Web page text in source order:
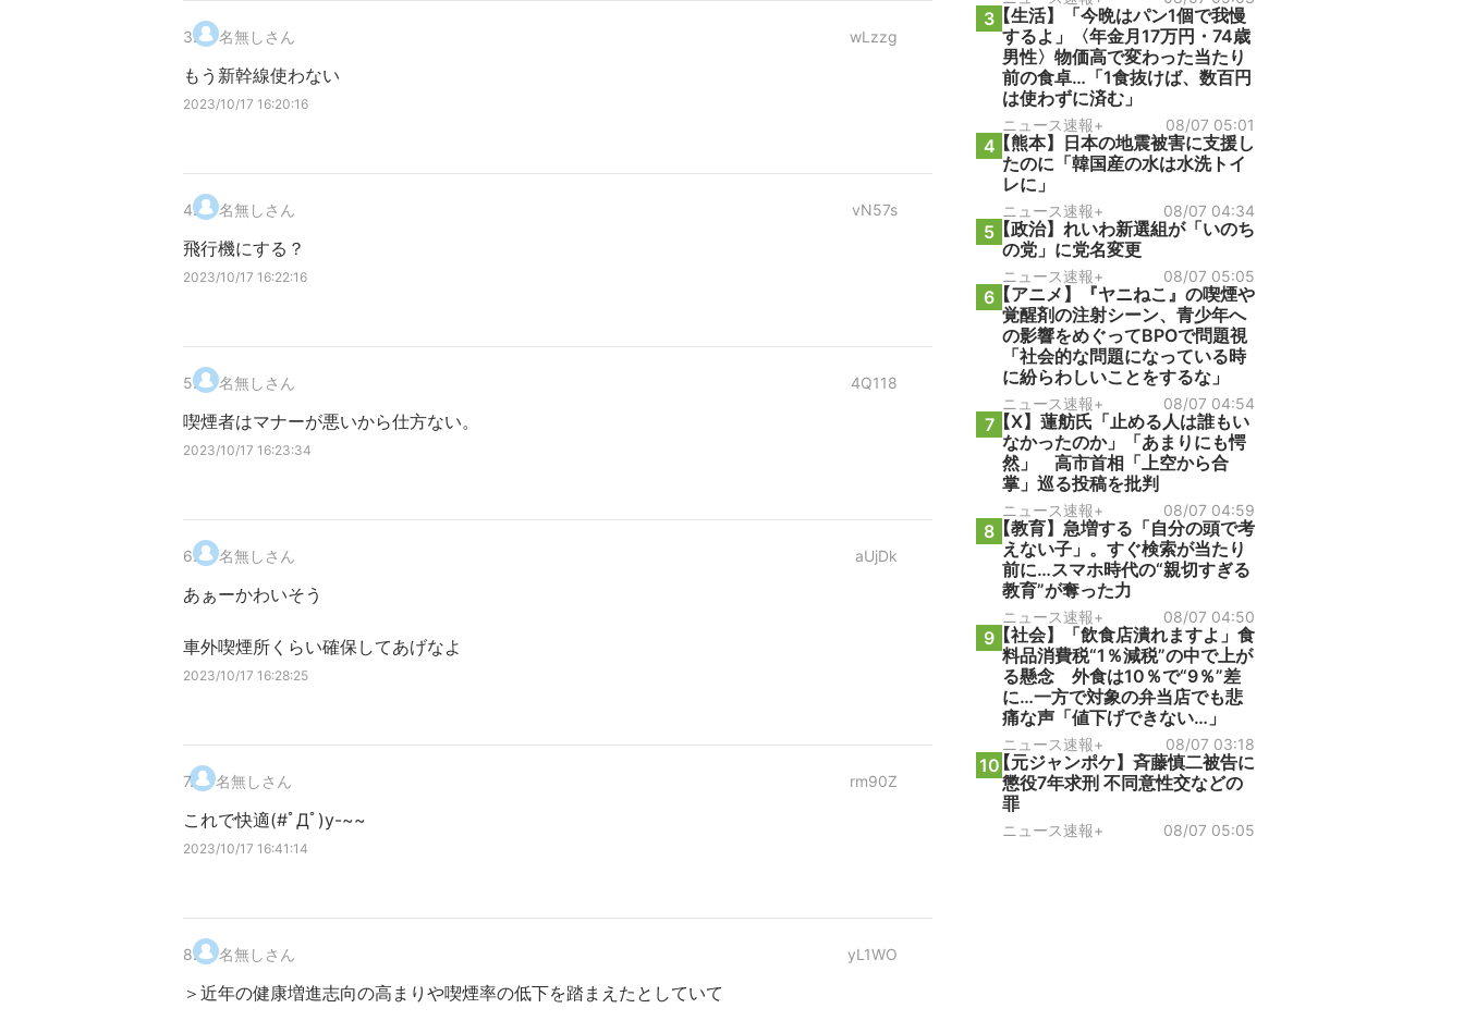
3. 名無しさん wLzzg
もう新幹線使わない
2023/10/17 16:20:16
4. 名無しさん vN57s
飛行機にする？
2023/10/17 16:22:16
5. 名無しさん 4Q118
喫煙者はマナーが悪いから仕方ない。
2023/10/17 16:23:34
6. 名無しさん aUjDk
あぁーかわいそう
車外喫煙所くらい確保してあげなよ
2023/10/17 16:28:25
7. 名無しさん rm90Z
これで快適(#ﾟДﾟ)y-~~
2023/10/17 16:41:14
8. 名無しさん yL1WO
＞近年の健康増進志向の高まりや喫煙率の低下を踏まえたとしていて
3【生活】「今晩はパン1個で我慢
するよ」〈年金月17万円・74歳
男性〉物価高で変わった当たり
前の食卓…「1食抜けば、数百円
は使わずに済む」
ニュース速報+ 08/07 05:01
4【熊本】日本の地震被害に支援し
たのに「韓国産の水は水洗トイ
レに」
ニュース速報+ 08/07 04:34
5【政治】れいわ新選組が「いのち
の党」に党名変更
ニュース速報+ 08/07 05:05
6【アニメ】『ヤニねこ』の喫煙や
覚醒剤の注射シーン、青少年へ
の影響をめぐってBPOで問題視
「社会的な問題になっている時
に紛らわしいことをするな」
ニュース速報+ 08/07 04:54
7【X】蓮舫氏「止める人は誰もい
なかったのか」「あまりにも愕
然」 高市首相「上空から合
掌」巡る投稿を批判
ニュース速報+ 08/07 04:59
8【教育】急増する「自分の頭で考
えない子」。すぐ検索が当たり
前に…スマホ時代の“親切すぎる
教育”が奪った力
ニュース速報+ 08/07 04:50
9【社会】「飲食店潰れますよ」食
料品消費税“1％減税”の中で上が
る懸念 外食は10％で“9％”差
に…一方で対象の弁当店でも悲
痛な声「値下げできない…」
ニュース速報+ 08/07 03:18
10【元ジャンポケ】斉藤慎二被告に
懲役7年求刑 不同意性交などの
罪
ニュース速報+ 08/07 05:05